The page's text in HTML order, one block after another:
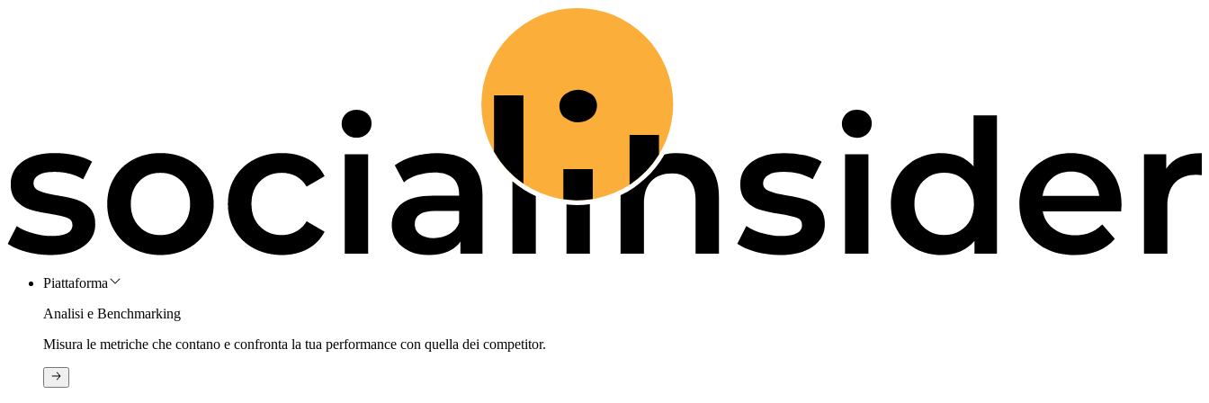
Piattaforma
Analisi e Benchmarking
Misura le metriche che contano e confronta la tua performance con quella dei competitor.